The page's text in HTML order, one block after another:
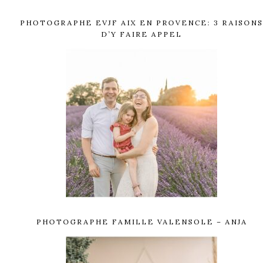
PHOTOGRAPHE EVJF AIX EN PROVENCE: 3 RAISONS
D’Y FAIRE APPEL
PHOTOGRAPHE FAMILLE VALENSOLE – ANJA